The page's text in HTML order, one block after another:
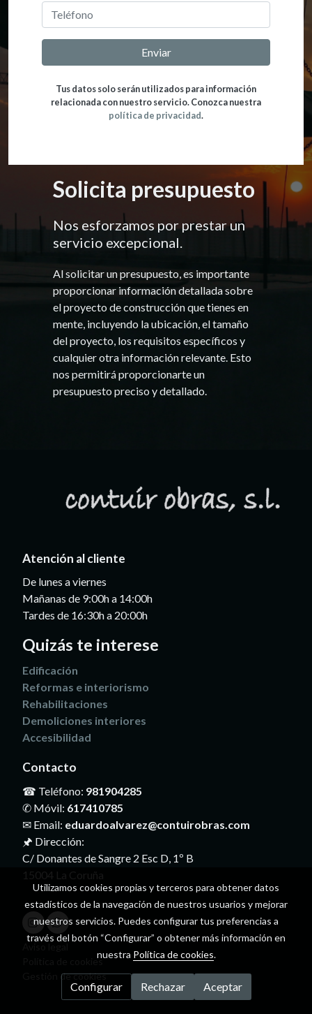
Solicita presupuesto
Nos esforzamos por prestar un
servicio excepcional.
Al solicitar un presupuesto, es importante
proporcionar información detallada sobre
el proyecto de construcción que tienes en
mente, incluyendo la ubicación, el tamaño
del proyecto, los requisitos específicos y
cualquier otra información relevante. Esto
nos permitirá proporcionarte un
presupuesto preciso y detallado.
Enviar
Tus datos solo serán utilizados para información
relacionada con nuestro servicio. Conozca nuestra
política de privacidad.
Atención al cliente
De lunes a viernes
Mañanas de 9:00h a 14:00h
Tardes de 16:30h a 20:00h
Quizás te interese
Edificación
Reformas e interiorismo
Rehabilitaciones
Demoliciones interiores
Accesibilidad
Contacto
☎ Teléfono: 981904285
✆ Móvil: 617410785
✉ Email: eduardoalvarez@contuirobras.com
🖈 Dirección:
C/ Donantes de Sangre 2 Esc D, 1º B
Política de cookies
Gestión de cookies
Utilizamos cookies propias y terceros para obtener datos
estadísticos de la navegación de nuestros usuarios y mejorar
nuestros servicios. Puedes configurar tus preferencias a
través del botón “Configurar” o obtener más información en
nuestra Política de cookies.
Configurar Rechazar Aceptar